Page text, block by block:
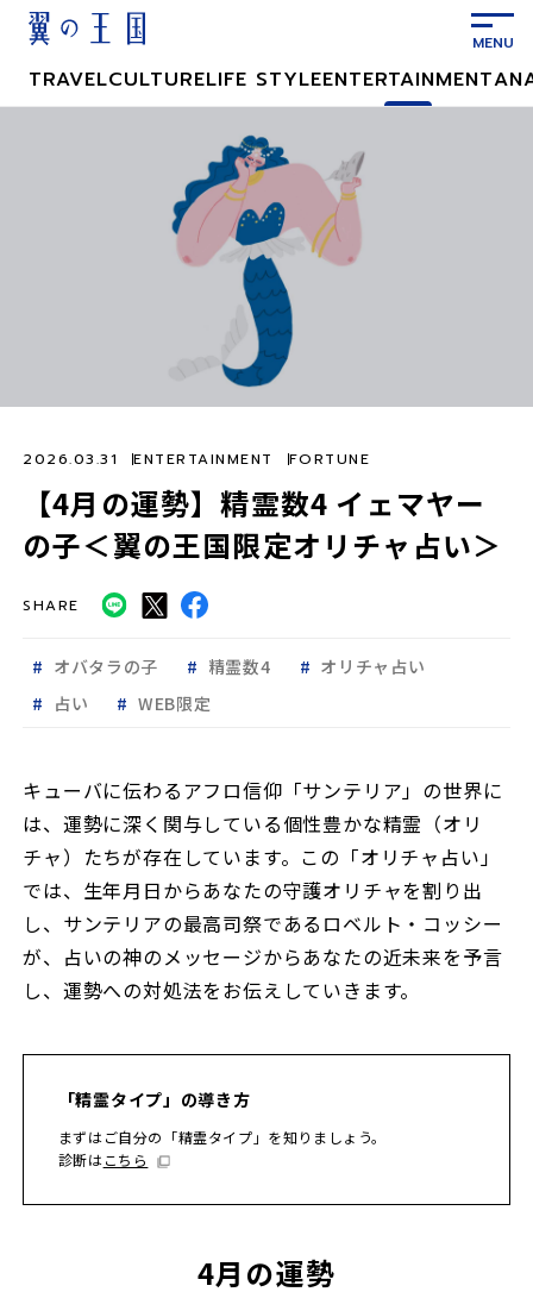
TRAVELCULTURELIFE STYLEENTERTAINMENT
【4月の運勢】精霊数4 イェマヤー
の子＜翼の王国限定オリチャ占い＞
2026.03.31 ENTERTAINMENT FORTUNE
SHARE
オバタラの子 精霊数4
オリチャ占い
占い
WEB限定
キューバに伝わるアフロ信仰「サンテリア」の世界に
は、運勢に深く関与している個性豊かな精霊（オリ
チャ）たちが存在しています。この「オリチャ占い」
では、生年月日からあなたの守護オリチャを割り出
し、サンテリアの最高司祭であるロベルト・コッシー
が、占いの神のメッセージからあなたの近未来を予言
し、運勢への対処法をお伝えしていきます。
「精霊タイプ」の導き方
まずはご自分の「精霊タイプ」を知りましょう。
診断はこちら
4月の運勢